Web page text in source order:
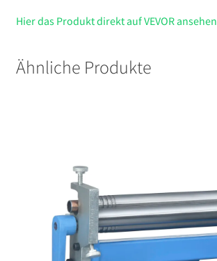
Hier das Produkt direkt auf VEVOR ansehen
Ähnliche Produkte